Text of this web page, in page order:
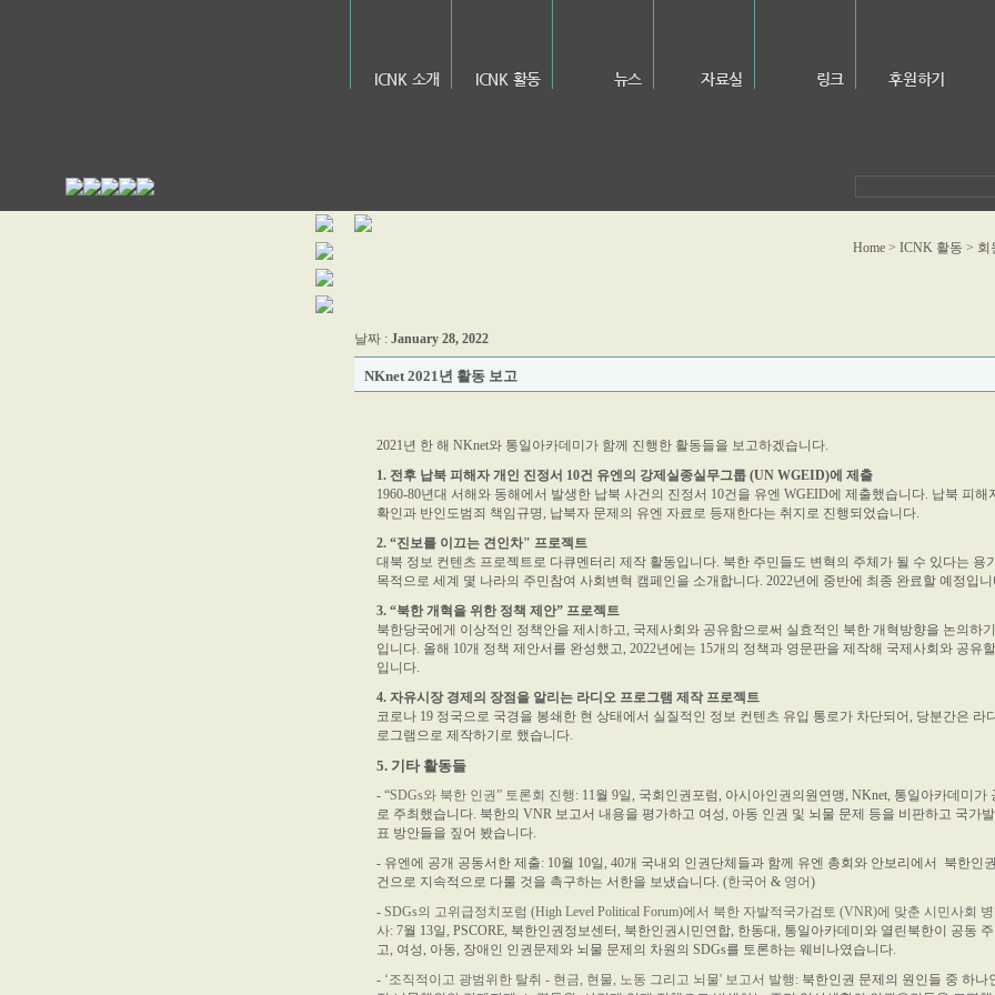
ICNK 소개 ICNK 활동 뉴스 자료실 링크 후원하기
Home > ICNK 활동 > 회
날짜 : January 28, 2022
NKnet 2021년 활동 보고
2021년 한 해 NKnet와 통일아카데미가 함께 진행한 활동들을 보고하겠습니다.
1. 전후 납북 피해자 개인 진정서 10건 유엔의 강제실종실무그룹 (UN WGEID)에 제출
1960-80년대 서해와 동해에서 발생한 납북 사건의 진정서 10건을 유엔 WGEID에 제출했습니다. 납북 피해
확인과 반인도범죄 책임규명, 납북자 문제의 유엔 자료로 등재한다는 취지로 진행되었습니다.
2. “진보를 이끄는 견인차" 프로젝트
대북 정보 컨텐츠 프로젝트로 다큐멘터리 제작 활동입니다. 북한 주민들도 변혁의 주체가 될 수 있다는 용
목적으로 세계 몇 나라의 주민참여 사회변혁 캠페인을 소개합니다. 2022년에 중반에 최종 완료할 예정입니
3. “북한 개혁을 위한 정책 제안” 프로젝트
북한당국에게 이상적인 정책안을 제시하고, 국제사회와 공유함으로써 실효적인 북한 개혁방향을 논의하
입니다. 올해 10개 정책 제안서를 완성했고, 2022년에는 15개의 정책과 영문판을 제작해 국제사회와 공유
입니다.
4. 자유시장 경제의 장점을 알리는 라디오 프로그램 제작 프로젝트
코로나 19 정국으로 국경을 봉쇄한 현 상태에서 실질적인 정보 컨텐츠 유입 통로가 차단되어, 당분간은 라
로그램으로 제작하기로 했습니다.
5. 기타 활동들
- “SDGs와 북한 인권” 토론회 진행: 11월 9일, 국회인권포럼, 아시아인권의원연맹, NKnet, 통일아카데미가
로 주최했습니다. 북한의 VNR 보고서 내용을 평가하고 여성, 아동 인권 및 뇌물 문제 등을 비판하고 국가
표 방안들을 짚어 봤습니다.
- 유엔에 공개 공동서한 제출: 10월 10일, 40개 국내외 인권단체들과 함께 유엔 총회와 안보리에서 북한인
건으로 지속적으로 다룰 것을 촉구하는 서한을 보냈습니다. (한국어 & 영어)
- SDGs의 고위급정치포럼 (High Level Political Forum)에서 북한 자발적국가검토 (VNR)에 맞춘 시민사회
사: 7월 13일, PSCORE, 북한인권정보센터, 북한인권시민연합, 한동대, 통일아카데미와 열린북한이 공동
고, 여성, 아동, 장애인 인권문제와 뇌물 문제의 차원의 SDGs를 토론하는 웨비나였습니다.
- ‘조직적이고 광범위한 탈취 - 현금, 현물, 노동 그리고 뇌물' 보고서 발행: 북한인권 문제의 원인들 중 하나